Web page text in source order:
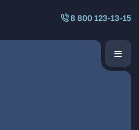
8 800 123-13-15